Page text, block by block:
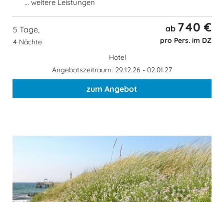
... weitere Leistungen
5 Tage,
4 Nächte
ab 740 €
pro Pers. im DZ
Hotel
Angebotszeitraum: 29.12.26 - 02.01.27
zum Angebot